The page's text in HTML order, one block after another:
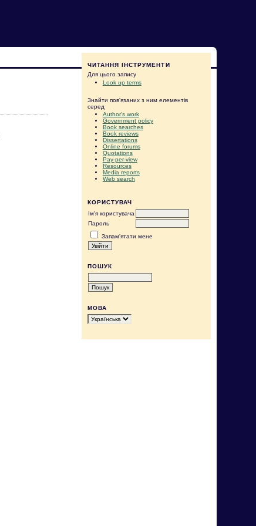
ЧИТАННЯ ІНСТРУМЕНТИ
Для цього запису
Look up terms
Знайти пов'язаних з ним елементів
серед
Author's work
Government policy
Book searches
Book reviews
Dissertations
Online forums
Quotations
Pay-per-view
Resources
Media reports
Web search
КОРИСТУВАЧ
Ім'я користувача
Пароль
Запам'ятати мене
ПОШУК
МОВА